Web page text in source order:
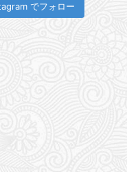
でフォロー